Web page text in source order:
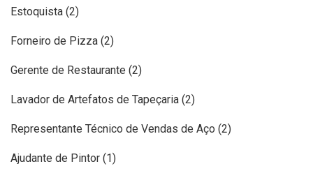
Estoquista (2)
Forneiro de Pizza (2)
Gerente de Restaurante (2)
Lavador de Artefatos de Tapeçaria (2)
Representante Técnico de Vendas de Aço (2)
Ajudante de Pintor (1)